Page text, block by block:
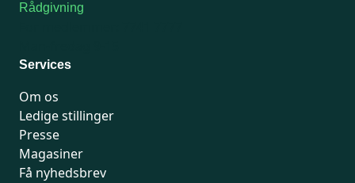
Rådgivning
Services
Om os
Ledige stillinger
Presse
Magasiner
Få nyhedsbrev